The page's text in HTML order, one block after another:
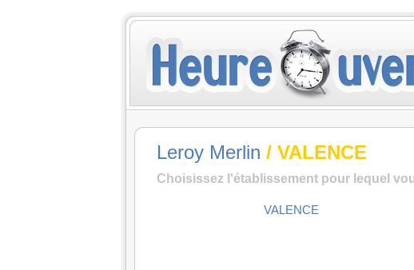
Leroy Merlin / VALENCE
Choisissez l'établissement pour lequel
VALENCE